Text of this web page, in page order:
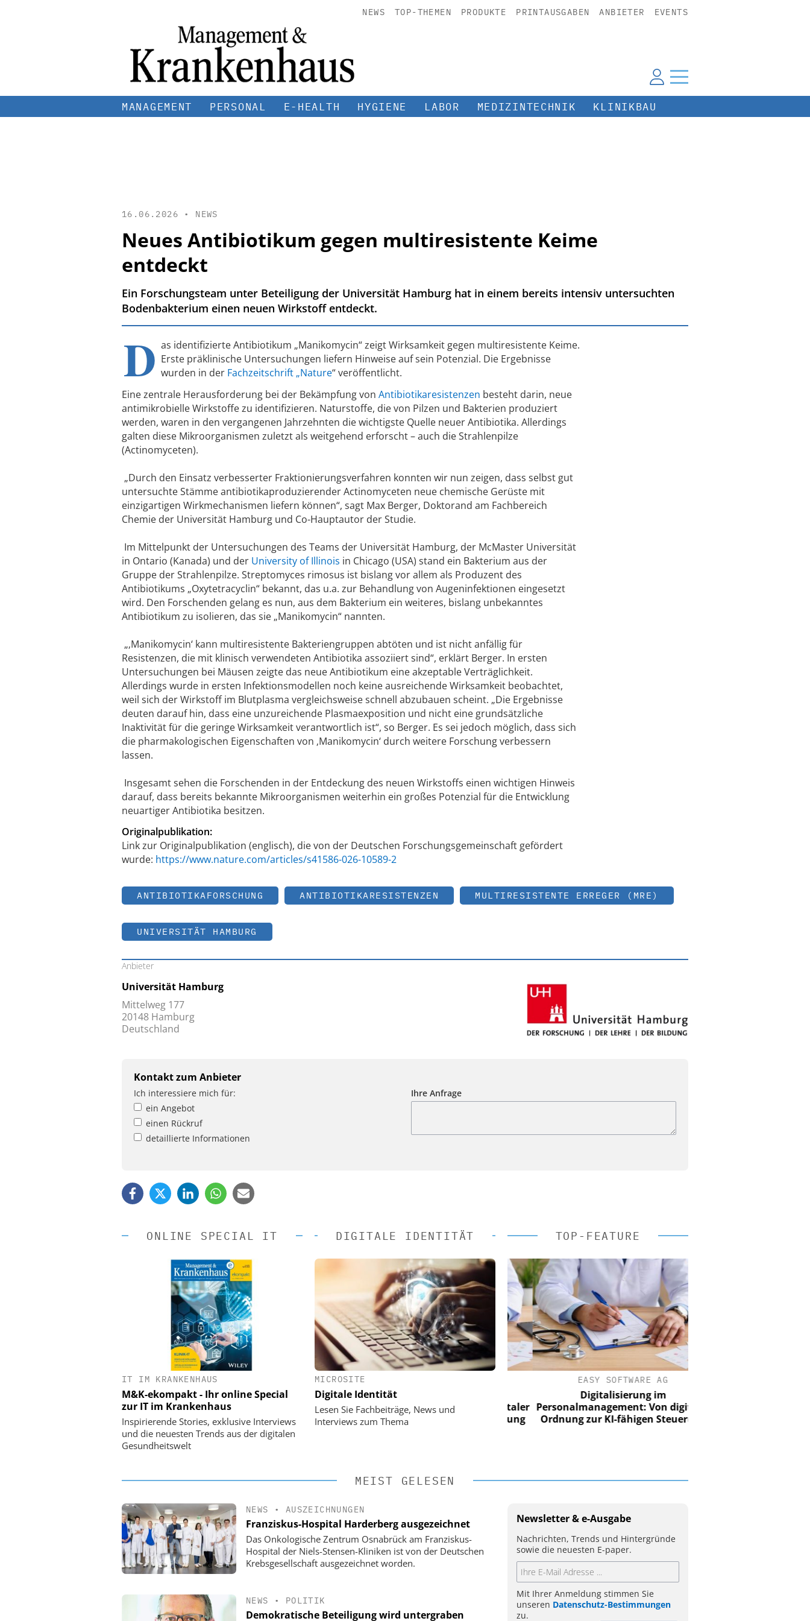
NEWS TOP-THEMEN PRODUKTE PRINTAUSGABEN ANBIETER EVENTS
MANAGEMENT PERSONAL E-HEALTH HYGIENE LABOR MEDIZINTECHNIK KLINIKBAU
16.06.2026 • NEWS
Neues Antibiotikum gegen multiresistente Keime
entdeckt
Ein Forschungsteam unter Beteiligung der Universität Hamburg hat in einem bereits intensiv untersuchten
Bodenbakterium einen neuen Wirkstoff entdeckt.
D as identifizierte Antibiotikum „Manikomycin“ zeigt Wirksamkeit gegen multiresistente Keime.
Erste präklinische Untersuchungen liefern Hinweise auf sein Potenzial. Die Ergebnisse
wurden in der Fachzeitschrift „Nature“ veröffentlicht.
Eine zentrale Herausforderung bei der Bekämpfung von Antibiotikaresistenzen besteht darin, neue
antimikrobielle Wirkstoffe zu identifizieren. Naturstoffe, die von Pilzen und Bakterien produziert
werden, waren in den vergangenen Jahrzehnten die wichtigste Quelle neuer Antibiotika. Allerdings
galten diese Mikroorganismen zuletzt als weitgehend erforscht – auch die Strahlenpilze
(Actinomyceten).
„Durch den Einsatz verbesserter Fraktionierungsverfahren konnten wir nun zeigen, dass selbst gut
untersuchte Stämme antibiotikaproduzierender Actinomyceten neue chemische Gerüste mit
einzigartigen Wirkmechanismen liefern können“, sagt Max Berger, Doktorand am Fachbereich
Chemie der Universität Hamburg und Co-Hauptautor der Studie.
Im Mittelpunkt der Untersuchungen des Teams der Universität Hamburg, der McMaster Universität
in Ontario (Kanada) und der University of Illinois in Chicago (USA) stand ein Bakterium aus der
Gruppe der Strahlenpilze. Streptomyces rimosus ist bislang vor allem als Produzent des
Antibiotikums „Oxytetracyclin“ bekannt, das u.a. zur Behandlung von Augeninfektionen eingesetzt
wird. Den Forschenden gelang es nun, aus dem Bakterium ein weiteres, bislang unbekanntes
Antibiotikum zu isolieren, das sie „Manikomycin“ nannten.
„‚Manikomycin‘ kann multiresistente Bakteriengruppen abtöten und ist nicht anfällig für
Resistenzen, die mit klinisch verwendeten Antibiotika assoziiert sind“, erklärt Berger. In ersten
Untersuchungen bei Mäusen zeigte das neue Antibiotikum eine akzeptable Verträglichkeit.
Allerdings wurde in ersten Infektionsmodellen noch keine ausreichende Wirksamkeit beobachtet,
weil sich der Wirkstoff im Blutplasma vergleichsweise schnell abzubauen scheint. „Die Ergebnisse
deuten darauf hin, dass eine unzureichende Plasmaexposition und nicht eine grundsätzliche
Inaktivität für die geringe Wirksamkeit verantwortlich ist“, so Berger. Es sei jedoch möglich, dass sich
die pharmakologischen Eigenschaften von ‚Manikomycin‘ durch weitere Forschung verbessern
lassen.
Insgesamt sehen die Forschenden in der Entdeckung des neuen Wirkstoffs einen wichtigen Hinweis
darauf, dass bereits bekannte Mikroorganismen weiterhin ein großes Potenzial für die Entwicklung
neuartiger Antibiotika besitzen.
Originalpublikation:
Link zur Originalpublikation (englisch), die von der Deutschen Forschungsgemeinschaft gefördert
wurde: https://www.nature.com/articles/s41586-026-10589-2
ANTIBIOTIKAFORSCHUNG ANTIBIOTIKARESISTENZEN MULTIRESISTENTE ERREGER (MRE)
UNIVERSITÄT HAMBURG
Anbieter
Universität Hamburg
Mittelweg 177
20148 Hamburg
Deutschland
Kontakt zum Anbieter
Ich interessiere mich für:
ein Angebot
einen Rückruf
detaillierte Informationen
Ihre Anfrage
ONLINE SPECIAL IT
IT IM KRANKENHAUS
M&K-ekompakt - Ihr online Special
zur IT im Krankenhaus
Inspirierende Stories, exklusive Interviews
und die neuesten Trends aus der digitalen
Gesundheitswelt
DIGITALE IDENTITÄT
MICROSITE
Digitale Identität
Lesen Sie Fachbeiträge, News und
Interviews zum Thema
TOP-FEATURE
EASY SOFTWARE AG
Digitalisierung im
Personalmanagement: Von digitaler
Ordnung zur KI-fähigen Steuerung
Digitalisierung im
Personalmanagement: Von digitaler
Ordnung zur KI-fähigen Steuerung
EASY SOFTWARE AG
Digitalisierung im
Personalmanagement: Von digitaler
Ordnung zur KI-fähigen Steuerung
MEIST GELESEN
NEWS • AUSZEICHNUNGEN
Franziskus-Hospital Harderberg ausgezeichnet
Das Onkologische Zentrum Osnabrück am Franziskus-
Hospital der Niels-Stensen-Kliniken ist von der Deutschen
Krebsgesellschaft ausgezeichnet worden.
NEWS • POLITIK
Demokratische Beteiligung wird untergraben
Newsletter & e-Ausgabe
Nachrichten, Trends und Hintergründe
sowie die neuesten E-paper.
Mit Ihrer Anmeldung stimmen Sie
unseren Datenschutz-Bestimmungen
zu.